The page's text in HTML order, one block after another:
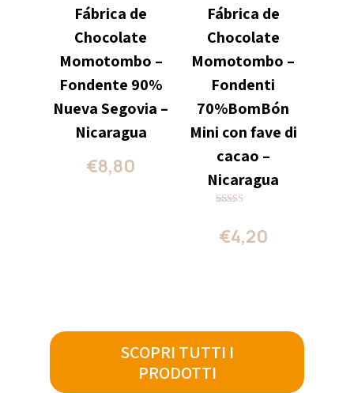
Fábrica de
Chocolate
Momotombo –
Fondente 90%
Nueva Segovia –
Nicaragua
€8,80
Fábrica de
Chocolate
Momotombo –
Fondenti
70%BomBón
Mini con fave di
cacao –
Nicaragua
su 5
€4,20
SCOPRI TUTTI I
PRODOTTI